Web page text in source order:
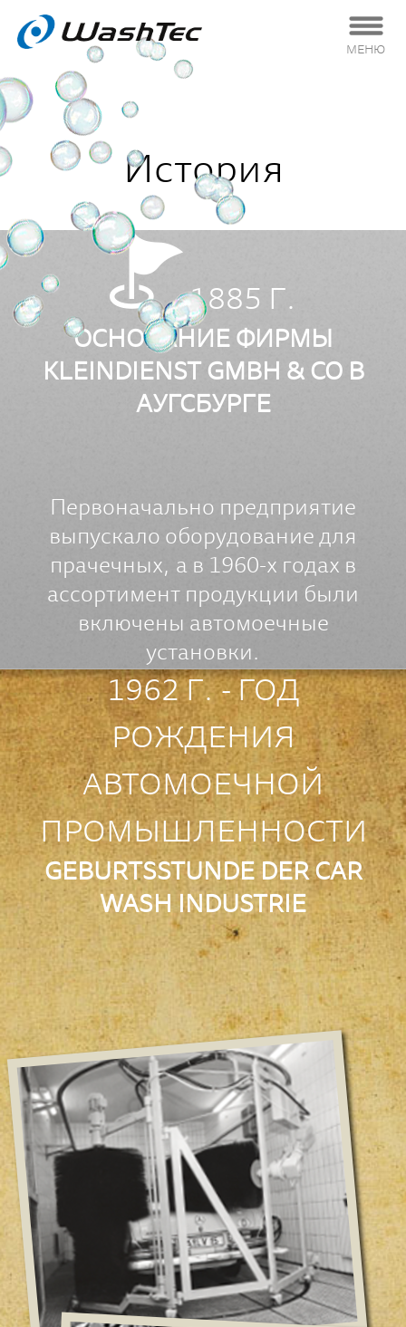
МЕНЮ
История
1885 Г.
ОСНОВАНИЕ ФИРМЫ
KLEINDIENST GMBH & CO В
АУГСБУРГЕ
Первоначально предприятие
выпускало оборудование для
прачечных, а в 1960-х годах в
ассортимент продукции были
включены автомоечные
установки.
1962 Г. - ГОД
РОЖДЕНИЯ
АВТОМОЕЧНОЙ
ПРОМЫШЛЕННОСТИ
GEBURTSSTUNDE DER CAR
WASH INDUSTRIE